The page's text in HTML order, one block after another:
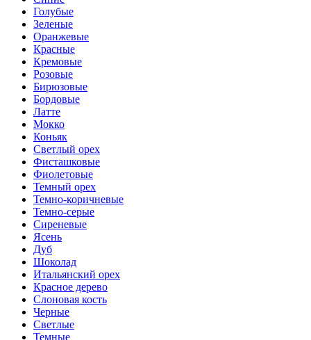
Голубые
Зеленые
Оранжевые
Красные
Кремовые
Розовые
Бирюзовые
Бордовые
Латте
Мокко
Коньяк
Светлый орех
Фисташковые
Фиолетовые
Темный орех
Темно-коричневые
Темно-серые
Сиреневые
Ясень
Дуб
Шоколад
Итальянский орех
Красное дерево
Слоновая кость
Черные
Светлые
Темные